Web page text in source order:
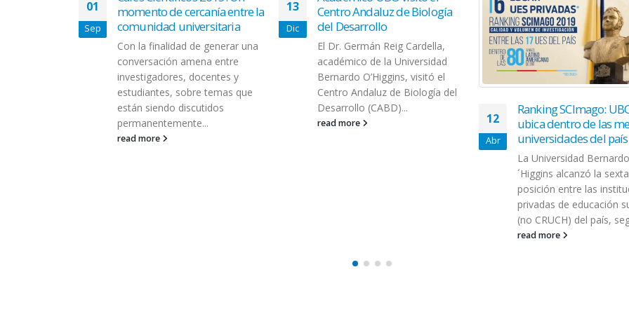
01
Sep
momento de cercanía entre la
comunidad universitaria
Con la finalidad de generar una
conversación amena entre
investigadores, docentes y
estudiantes, sobre temas que
están siendo discutidos
permanentemente...
read more
13
Dic
Centro Andaluz de Biología
del Desarrollo
El Dr. Germán Reig Cardella,
académico de la Universidad
Bernardo O’Higgins, visitó el
Centro Andaluz de Biología del
Desarrollo (CABD)...
read more 12
Abr
Ranking SCImago:
ubica dentro de las
universidades del país
La Universidad
´Higgins alcanzó la sexta
posición entre las
privadas de educación
(no CRUCH) del país,
read more